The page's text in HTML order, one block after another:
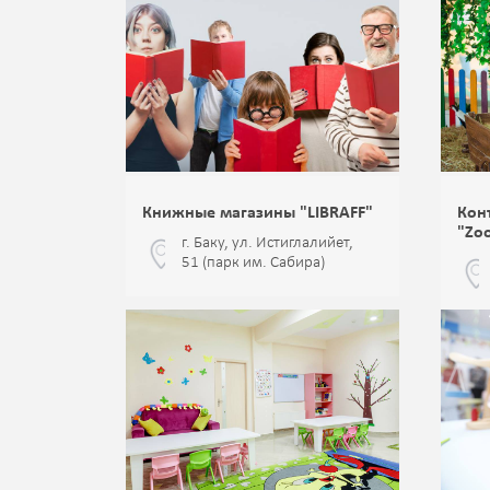
Книжные магазины "LIBRAFF"
г. Баку, ул. Истиглалийет,
51 (парк им. Сабира)